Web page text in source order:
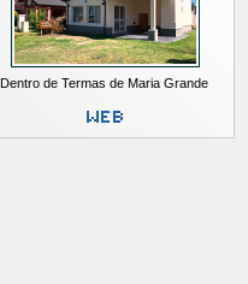
Dentro de Termas de Maria Grande